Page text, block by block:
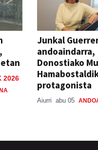
2026
Junkal
andoaindarra,
Donostiako
protagonista
Aiurri abu 05